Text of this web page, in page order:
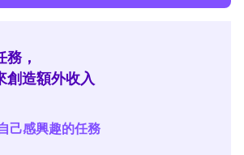
，
創造額外收入
己感興趣的任務